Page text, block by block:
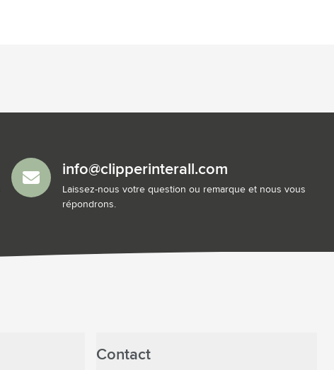
info@clipperinterall.com
Laissez-nous votre question ou remarque et nous vous
répondrons.
Contact